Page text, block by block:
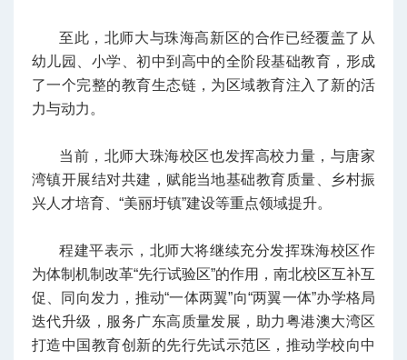
至此，北师大与珠海高新区的合作已经覆盖了从
幼儿园、小学、初中到高中的全阶段基础教育，形成
了一个完整的教育生态链，为区域教育注入了新的活
力与动力。
当前，北师大珠海校区也发挥高校力量，与唐家
湾镇开展结对共建，赋能当地基础教育质量、乡村振
兴人才培育、“美丽圩镇”建设等重点领域提升。
程建平表示，北师大将继续充分发挥珠海校区作
为体制机制改革“先行试验区”的作用，南北校区互补互
促、同向发力，推动“一体两翼”向“两翼一体”办学格局
迭代升级，服务广东高质量发展，助力粤港澳大湾区
打造中国教育创新的先行先试示范区，推动学校向中